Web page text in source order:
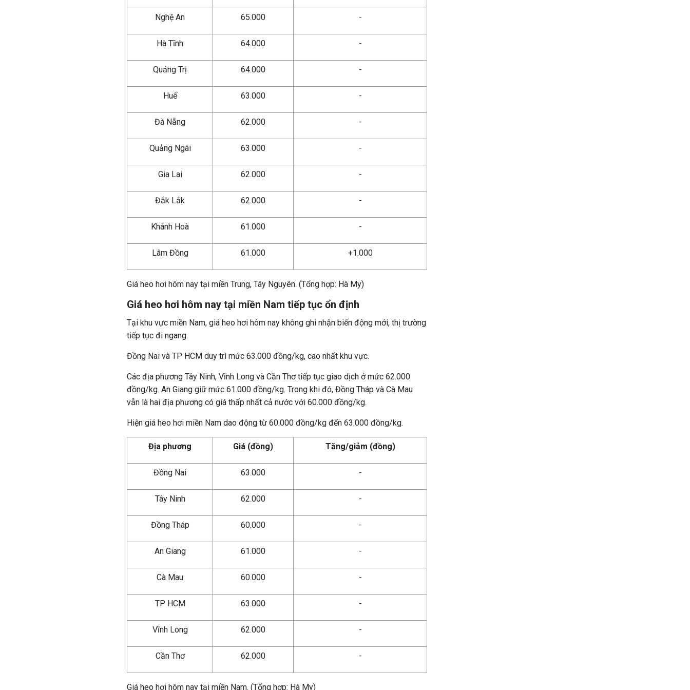
Nghệ An 65.000 -
Hà Tĩnh 64.000 -
Quảng Trị 64.000 -
Huế 63.000 -
Đà Nẵng 62.000 -
Quảng Ngãi 63.000 -
Gia Lai 62.000 -
Đắk Lắk 62.000 -
Khánh Hoà 61.000 -
Lâm Đồng 61.000 +1.000
Giá heo hơi hôm nay tại miền Trung, Tây Nguyên. (Tổng hợp: Hà My)
Giá heo hơi hôm nay tại miền Nam tiếp tục ổn định
Tại khu vực miền Nam, giá heo hơi hôm nay không ghi nhận biến động mới, thị trường
tiếp tục đi ngang.
Đồng Nai và TP HCM duy trì mức 63.000 đồng/kg, cao nhất khu vực.
Các địa phương Tây Ninh, Vĩnh Long và Cần Thơ tiếp tục giao dịch ở mức 62.000
đồng/kg. An Giang giữ mức 61.000 đồng/kg. Trong khi đó, Đồng Tháp và Cà Mau
vẫn là hai địa phương có giá thấp nhất cả nước với 60.000 đồng/kg.
Hiện giá heo hơi miền Nam dao động từ 60.000 đồng/kg đến 63.000 đồng/kg.
Địa phương Giá (đồng) Tăng/giảm (đồng)
Đồng Nai 63.000 -
Tây Ninh 62.000 -
Đồng Tháp 60.000 -
An Giang 61.000 -
Cà Mau 60.000 -
TP HCM 63.000 -
Vĩnh Long 62.000 -
Cần Thơ 62.000 -
Giá heo hơi hôm nay tại miền Nam. (Tổng hợp: Hà My)